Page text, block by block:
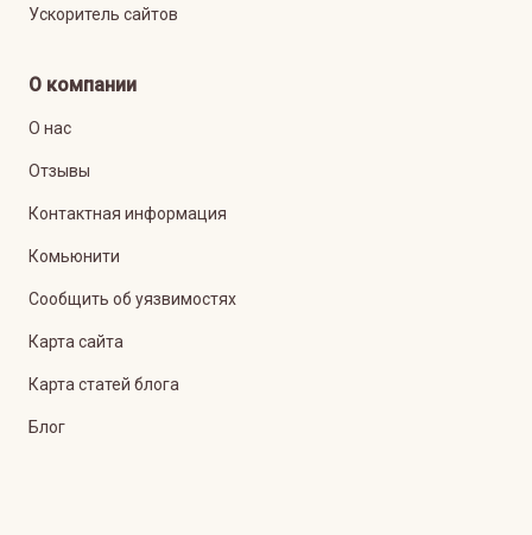
Ускоритель сайтов
О компании
О нас
Отзывы
Контактная информация
Комьюнити
Сообщить об уязвимостях
Карта сайта
Карта статей блога
Блог